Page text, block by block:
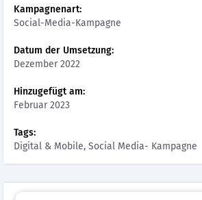
Kampagnenart:
Social-Media-Kampagne
Datum der Umsetzung:
Dezember 2022
Hinzugefügt am:
Februar 2023
Tags:
Digital & Mobile, Social Media- Kampagne